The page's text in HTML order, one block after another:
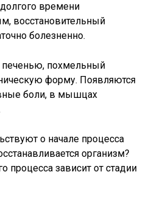
времени
восстановительный
болезненно.
похмельный
форму. Появляются
боли, в мышцах
о начале процесса
организм?
процесса зависит от стадии